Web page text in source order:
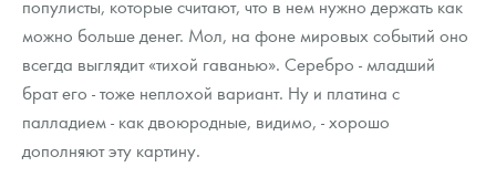
популисты, которые считают, что в нем нужно держать как
можно больше денег. Мол, на фоне мировых событий оно
всегда выглядит «тихой гаванью». Серебро - младший
брат его - тоже неплохой вариант. Ну и платина с
палладием - как двоюродные, видимо, - хорошо
дополняют эту картину.